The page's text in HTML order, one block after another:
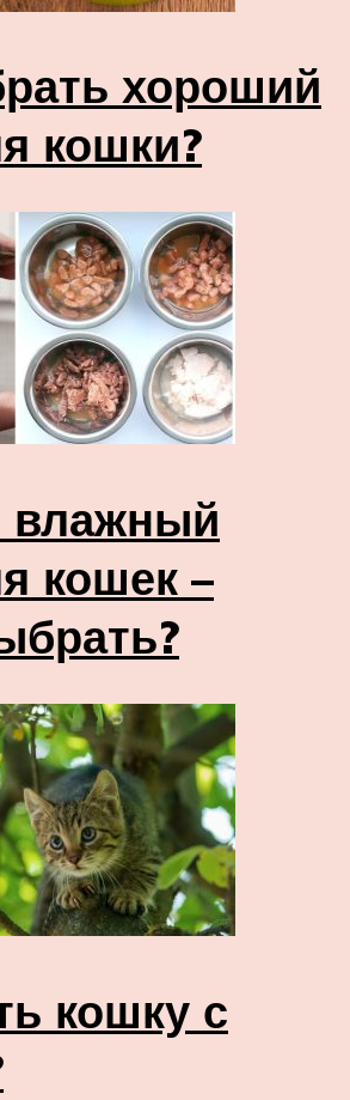
хороший
кошки?
влажный
кошек –
кошку с